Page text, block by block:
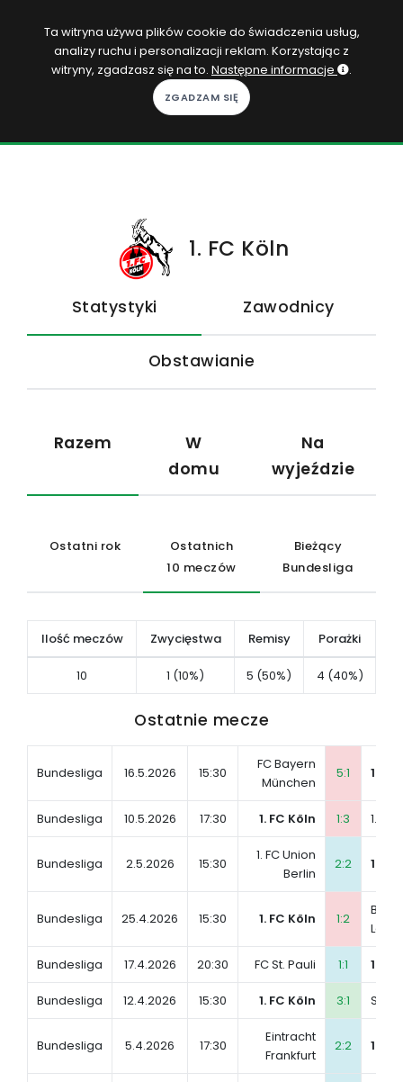
Zaloguj się
KOPACAK
DO DOMU
SUBSKRYPCJA
Ta witryna używa plików cookie do świadczenia usług,
analizy ruchu i personalizacji reklam. Korzystając z
witryny, zgadzasz się na to. Następne informacje .
1. FC Köln
Statystyki Zawodnicy
Obstawianie
Razem
W
domu
Na
wyjeździe
Ostatni rok
Ostatnich
10 meczów
Bieżący
Bundesliga
Ilość meczów Zwycięstwa Remisy Porażki
10 1 (10%) 5 (50%) 4 (40%)
Ostatnie mecze
Bundesliga 16.5.2026 15:30
FC Bayern
München
5:1 1.
Bundesliga 10.5.2026 17:30 1. FC Köln 1:3 1.
Bundesliga 2.5.2026 15:30
1. FC Union
Berlin
2:2 1.
Bundesliga 25.4.2026 15:30 1. FC Köln 1:2
Bundesliga 17.4.2026 20:30 FC St. Pauli 1:1 1.
Bundesliga 12.4.2026 15:30 1. FC Köln 3:1 SV
Bundesliga 5.4.2026 17:30
Eintracht
Frankfurt
2:2 1.